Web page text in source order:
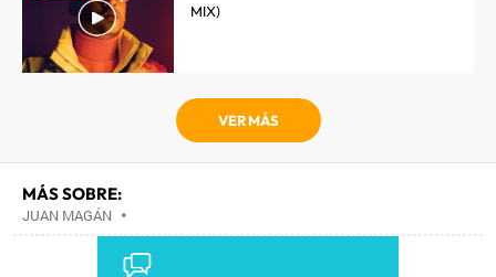
MIX)
VER MÁS
MÁS SOBRE:
JUAN MAGÁN •